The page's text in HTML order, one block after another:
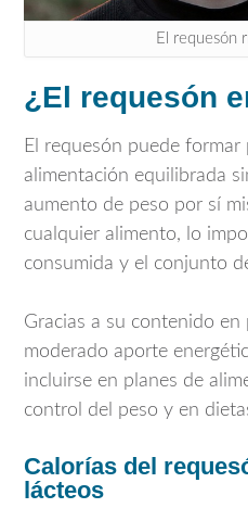
El requesón
¿El requesón
El requesón puede formar
alimentación equilibrada
aumento de peso por sí
cualquier alimento, lo
consumida y el conjunto
Gracias a su contenido en
moderado aporte
incluirse en planes de
control del peso y en
Calorías del
lácteos